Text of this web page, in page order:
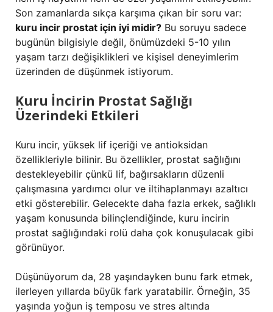
Son zamanlarda sıkça karşıma çıkan bir soru var:
kuru incir prostat için iyi midir? Bu soruyu sadece
bugünün bilgisiyle değil, önümüzdeki 5-10 yılın
yaşam tarzı değişiklikleri ve kişisel deneyimlerim
üzerinden de düşünmek istiyorum.
Kuru İncirin Prostat Sağlığı
Üzerindeki Etkileri
Kuru incir, yüksek lif içeriği ve antioksidan
özellikleriyle bilinir. Bu özellikler, prostat sağlığını
destekleyebilir çünkü lif, bağırsakların düzenli
çalışmasına yardımcı olur ve iltihaplanmayı azaltıcı
etki gösterebilir. Gelecekte daha fazla erkek, sağlıklı
yaşam konusunda bilinçlendiğinde, kuru incirin
prostat sağlığındaki rolü daha çok konuşulacak gibi
görünüyor.
Düşünüyorum da, 28 yaşındayken bunu fark etmek,
ilerleyen yıllarda büyük fark yaratabilir. Örneğin, 35
yaşında yoğun iş temposu ve stres altında